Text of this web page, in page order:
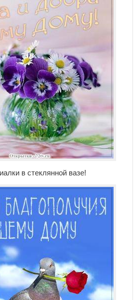
в стеклянной вазе!